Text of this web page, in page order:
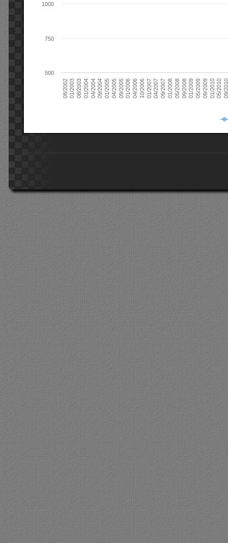
08/200201/200308/200301/200404/200409/200401/200504/200509/200501/200604/200610/200601/200704/200709/200701/200805/200809/200801/200905/200909/200901/201005/201009/
1000
500
750